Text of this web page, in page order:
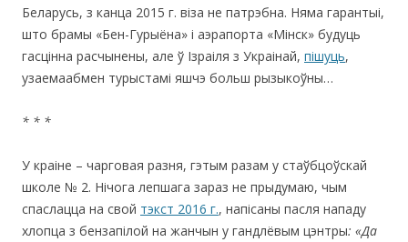
Беларусь, з канца 2015 г. віза не патрэбна. Няма гарантыі,
што брамы «Бен-Гурыёна» і аэрапорта «Мінск» будуць
гасцінна расчынены, але ў Ізраіля з Украінай, пішуць,
узаемаабмен турыстамі яшчэ больш рызыкоўны…
* * *
У краіне – чарговая разня, гэтым разам у стаўбцоўскай
школе № 2. Нічога лепшага зараз не прыдумаю, чым
спаслацца на свой тэкст 2016 г., напісаны пасля нападу
хлопца з бензапілой на жанчын у гандлёвым цэнтры: «Да